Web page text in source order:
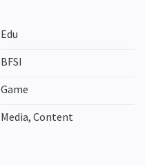
Edu
BFSI
Game
Media, Content